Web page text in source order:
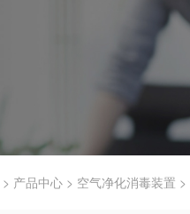
> 产品中心 > 空气净化消毒装置 >